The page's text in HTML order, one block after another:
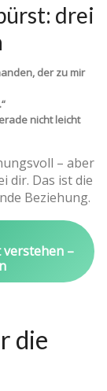
drei
der zu mir
nicht leicht
– aber
dir. Das ist die
Beziehung.
verstehen –
die